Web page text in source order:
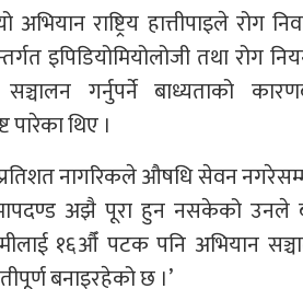
राष्ट्रिय हात्तीपाइले रोग
इपिडियोमियोलोजी तथा रोग
गर्नुपर्ने बाध्यताको
पारेका थिए ।
नागरिकले औषधि सेवन नगरेसम्म
मापदण्ड अझै पूरा हुन नसकेको उनले
१६औँ पटक पनि अभियान
बनाइरहेको छ ।’